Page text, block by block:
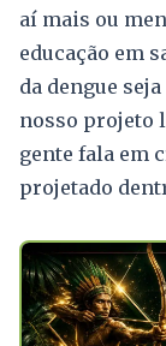
aí mais ou
educação em
da dengue
nosso projeto
gente fala em
projetado